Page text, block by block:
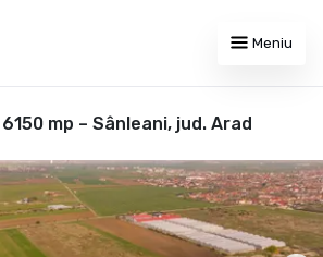
Meniu
mp – Sânleani, jud. Arad